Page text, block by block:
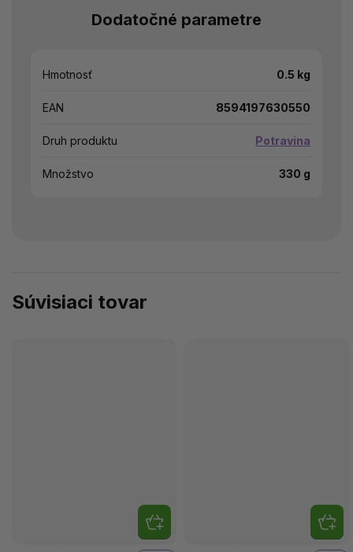
Dodatočné parametre
Hmotnosť 0.5 kg
EAN 8594197630550
Druh produktu Potravina
Množstvo 330 g
Súvisiaci tovar